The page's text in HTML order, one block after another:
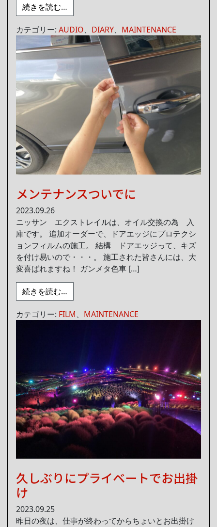
続きを読む…
カテゴリー: AUDIO、 DIARY、 MAINTENANCE
メンテナンスついでに
2023.09.26
ニッサン エクストレイルは、オイル交換の為 入
庫です。 追加オーダーで、ドアエッジにプロテクシ
ョンフィルムの施工。 結構 ドアエッジって、キズ
を付け易いので・・・。 施工された皆さんには、大
変喜ばれますね！ ガンメタ色車 […]
続きを読む…
カテゴリー: FILM、 MAINTENANCE
久しぶりにプライベートでお出掛
け
2023.09.25
昨日の夜は、仕事が終わってからちょいとお出掛け